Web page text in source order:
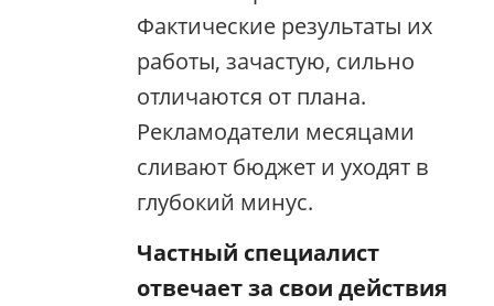
Фактические результаты их
работы, зачастую, сильно
отличаются от плана.
Рекламодатели месяцами
сливают бюджет и уходят в
глубокий минус.
Частный специалист
отвечает за свои действия